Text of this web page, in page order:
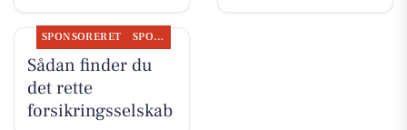
SPONSORERET SPONSORERET INDHOLD
Sådan finder du
det rette
forsikringsselskab